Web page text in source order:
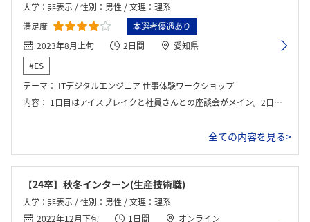
大学：非表示 / 性別：男性 / 文理：理系
満足度
本選考優遇あり
2023年8月上旬
2日間
愛知県
#ES
テーマ： ITデジタルエンジニア 仕事体験ワークショップ
内容： 1日目はアイスブレイクと社員さんとの座談会がメイン。2日間は社内の問題を解決する業務を体験した。
全ての内容を見る>
【24卒】秋冬インターン(生産技術職)
大学：非表示 / 性別：男性 / 文理：理系
2022年12月下旬
1日間
オンライン